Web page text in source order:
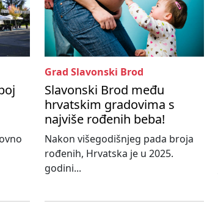
Grad Slavonski Brod
Slavonski Brod među
hrvatskim gradovima s
najviše rođenih beba!
Nakon višegodišnjeg pada broja
rođenih, Hrvatska je u 2025.
godini...